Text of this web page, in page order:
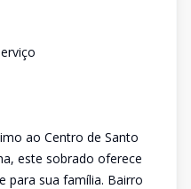
ao Centro de Santo
este sobrado oferece
para sua família. Bairro